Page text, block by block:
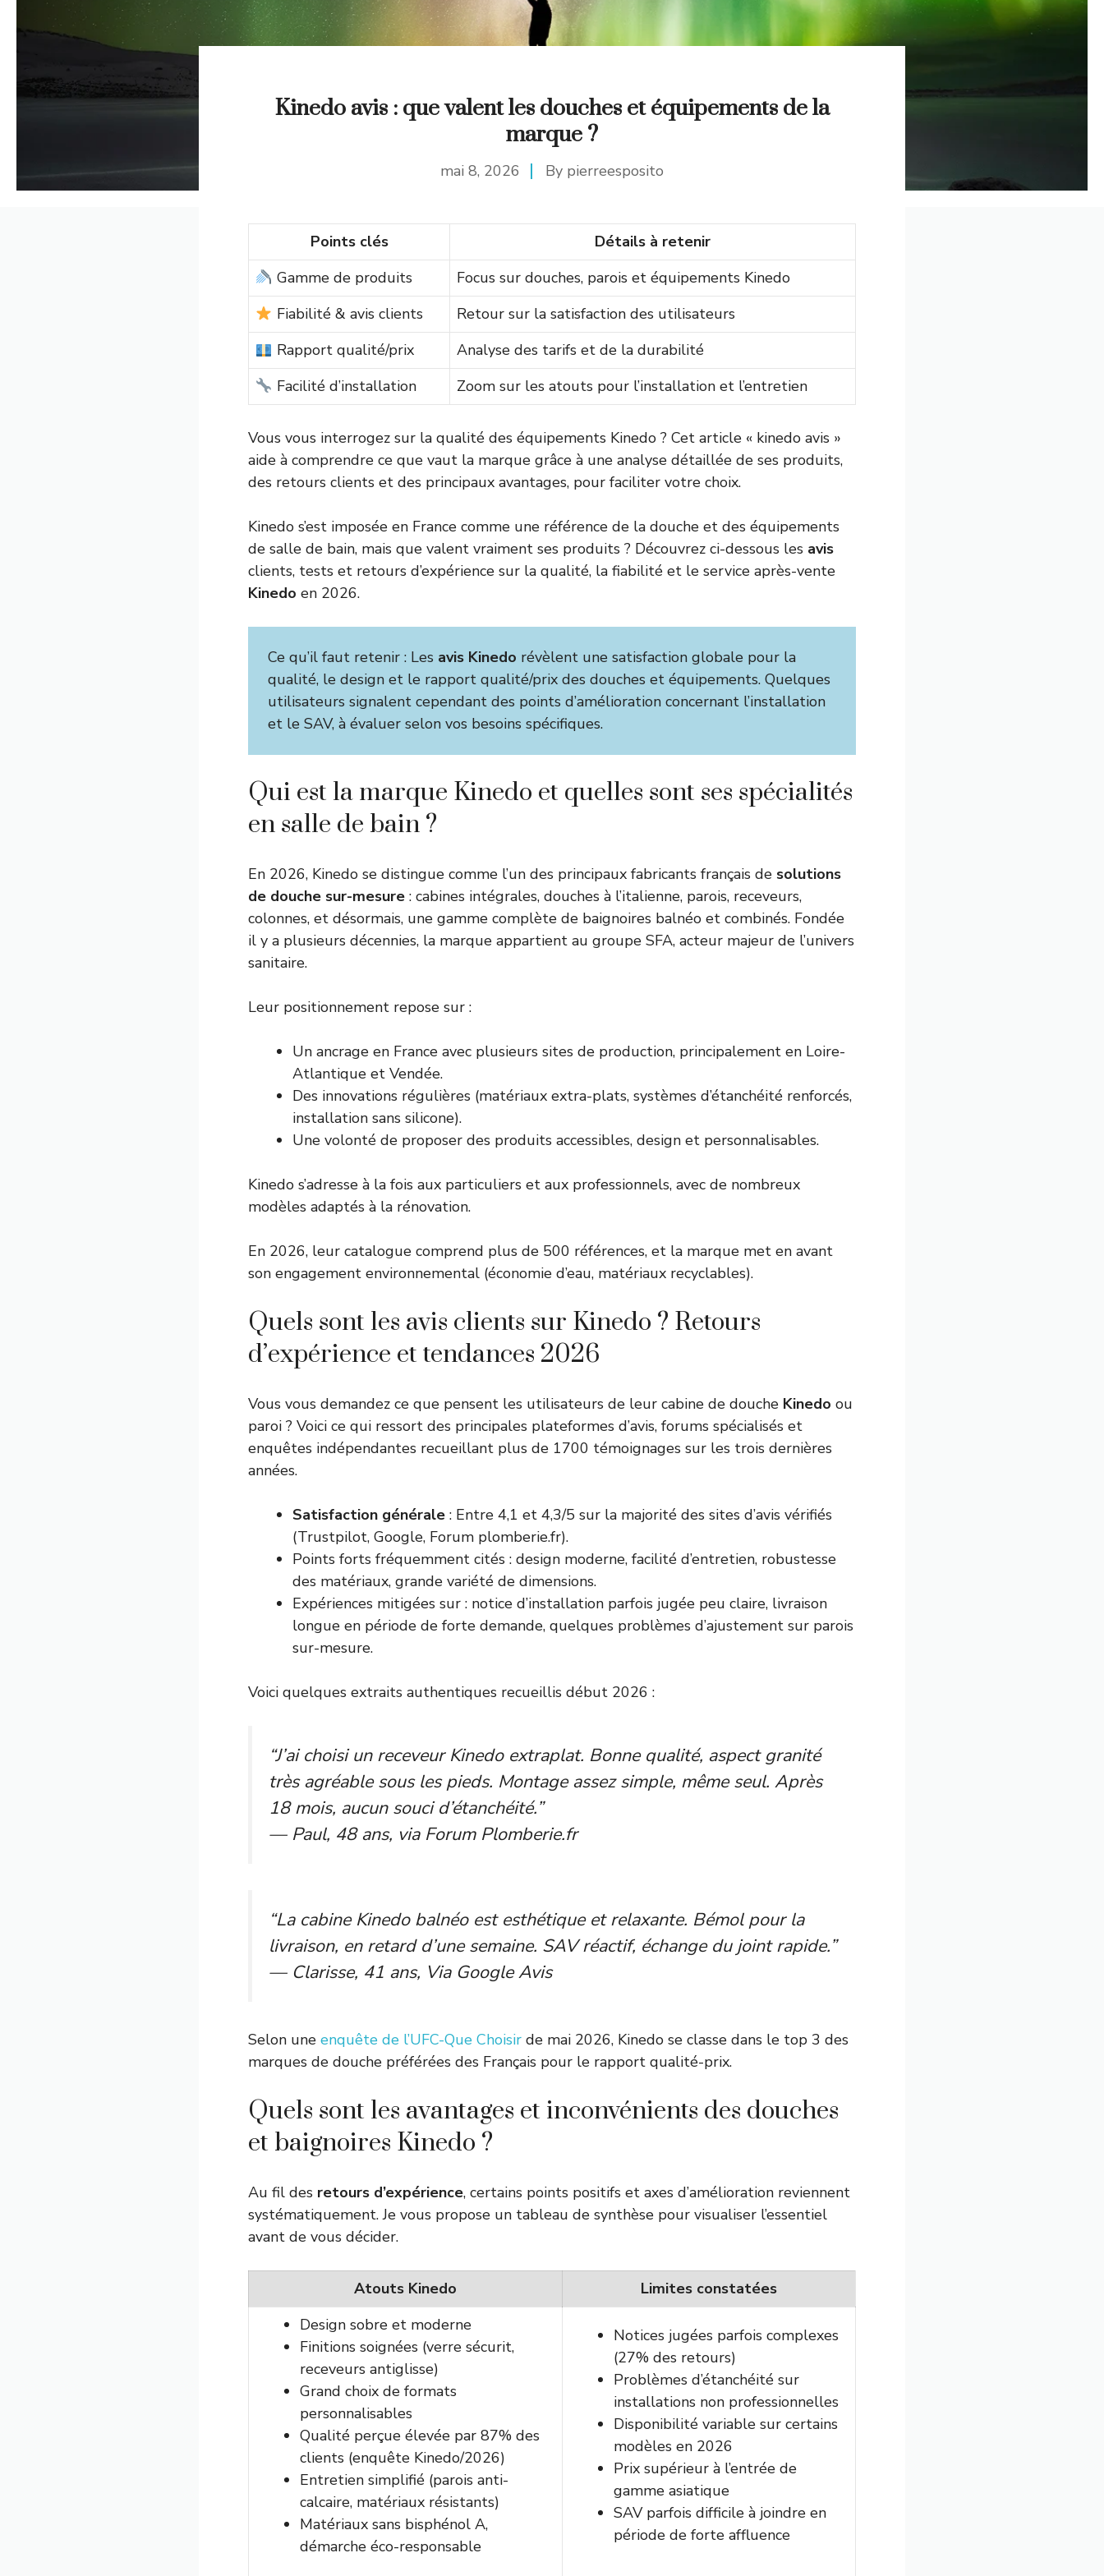
Kinedo avis : que valent les douches et équipements de la
marque ?
mai 8, 2026 By pierreesposito
Points clés
Détails à retenir
Gamme de produits
Focus sur douches, parois et équipements Kinedo
Fiabilité & avis clients
Retour sur la satisfaction des utilisateurs
Rapport qualité/prix
Analyse des tarifs et de la durabilité
Facilité d’installation
Zoom sur les atouts pour l’installation et l’entretien
Vous vous interrogez sur la qualité des équipements Kinedo ? Cet article « kinedo avis »
aide à comprendre ce que vaut la marque grâce à une analyse détaillée de ses produits,
des retours clients et des principaux avantages, pour faciliter votre choix.
Kinedo s’est imposée en France comme une référence de la douche et des équipements
de salle de bain, mais que valent vraiment ses produits ? Découvrez ci-dessous les avis
clients, tests et retours d’expérience sur la qualité, la fiabilité et le service après-vente
Kinedo en 2026.
Ce qu’il faut retenir : Les avis Kinedo révèlent une satisfaction globale pour la
qualité, le design et le rapport qualité/prix des douches et équipements. Quelques
utilisateurs signalent cependant des points d’amélioration concernant l’installation
et le SAV, à évaluer selon vos besoins spécifiques.
Qui est la marque Kinedo et quelles sont ses spécialités
en salle de bain ?
En 2026, Kinedo se distingue comme l’un des principaux fabricants français de solutions
de douche sur-mesure : cabines intégrales, douches à l’italienne, parois, receveurs,
colonnes, et désormais, une gamme complète de baignoires balnéo et combinés. Fondée
il y a plusieurs décennies, la marque appartient au groupe SFA, acteur majeur de l’univers
sanitaire.
Leur positionnement repose sur :
Un ancrage en France avec plusieurs sites de production, principalement en Loire-
Atlantique et Vendée.
Des innovations régulières (matériaux extra-plats, systèmes d’étanchéité renforcés,
installation sans silicone).
Une volonté de proposer des produits accessibles, design et personnalisables.
Kinedo s’adresse à la fois aux particuliers et aux professionnels, avec de nombreux
modèles adaptés à la rénovation.
En 2026, leur catalogue comprend plus de 500 références, et la marque met en avant
son engagement environnemental (économie d’eau, matériaux recyclables).
Quels sont les avis clients sur Kinedo ? Retours
d’expérience et tendances 2026
Vous vous demandez ce que pensent les utilisateurs de leur cabine de douche Kinedo ou
paroi ? Voici ce qui ressort des principales plateformes d’avis, forums spécialisés et
enquêtes indépendantes recueillant plus de 1700 témoignages sur les trois dernières
années.
Satisfaction générale : Entre 4,1 et 4,3/5 sur la majorité des sites d’avis vérifiés
(Trustpilot, Google, Forum plomberie.fr).
Points forts fréquemment cités : design moderne, facilité d’entretien, robustesse
des matériaux, grande variété de dimensions.
Expériences mitigées sur : notice d’installation parfois jugée peu claire, livraison
longue en période de forte demande, quelques problèmes d’ajustement sur parois
sur-mesure.
Voici quelques extraits authentiques recueillis début 2026 :
“J’ai choisi un receveur Kinedo extraplat. Bonne qualité, aspect granité
très agréable sous les pieds. Montage assez simple, même seul. Après
18 mois, aucun souci d’étanchéité.”
— Paul, 48 ans, via Forum Plomberie.fr
“La cabine Kinedo balnéo est esthétique et relaxante. Bémol pour la
livraison, en retard d’une semaine. SAV réactif, échange du joint rapide.”
— Clarisse, 41 ans, Via Google Avis
Selon une enquête de l’UFC-Que Choisir de mai 2026, Kinedo se classe dans le top 3 des
marques de douche préférées des Français pour le rapport qualité-prix.
Quels sont les avantages et inconvénients des douches
et baignoires Kinedo ?
Au fil des retours d’expérience, certains points positifs et axes d’amélioration reviennent
systématiquement. Je vous propose un tableau de synthèse pour visualiser l’essentiel
avant de vous décider.
Atouts Kinedo
Limites constatées
Design sobre et moderne
Finitions soignées (verre sécurit,
receveurs antiglisse)
Grand choix de formats
personnalisables
Qualité perçue élevée par 87% des
clients (enquête Kinedo/2026)
Entretien simplifié (parois anti-
calcaire, matériaux résistants)
Matériaux sans bisphénol A,
démarche éco-responsable
Notices jugées parfois complexes
(27% des retours)
Problèmes d’étanchéité sur
installations non professionnelles
Disponibilité variable sur certains
modèles en 2026
Prix supérieur à l’entrée de
gamme asiatique
SAV parfois difficile à joindre en
période de forte affluence